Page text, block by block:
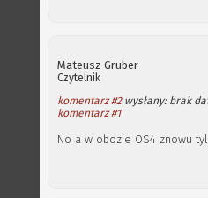
Mateusz Gruber
Czytelnik
komentarz #2wysłany: brak
komentarz #1
No a w obozie OS4 znowu